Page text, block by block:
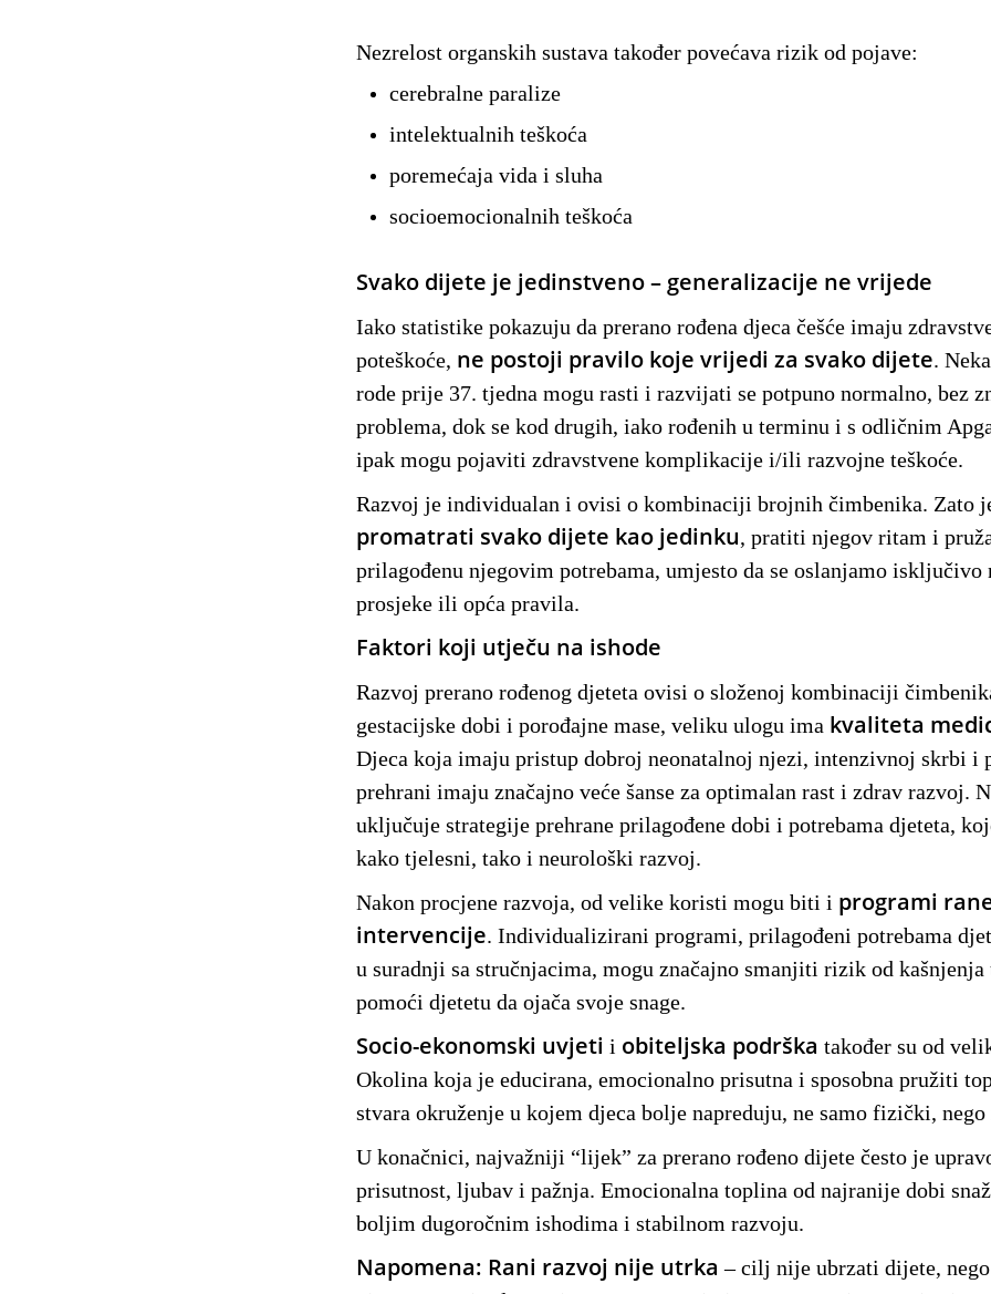
Nezrelost organskih sustava također povećava rizik od pojave:
cerebralne paralize
intelektualnih teškoća
poremećaja vida i sluha
socioemocionalnih teškoća
Svako dijete je jedinstveno – generalizacije ne vrijede
Iako statistike pokazuju da prerano rođena djeca češće imaju
poteškoće, ne postoji pravilo koje vrijedi za svako dijete.
rode prije 37. tjedna mogu rasti i razvijati se potpuno normalno, bez
problema, dok se kod drugih, iako rođenih u terminu i s odličnim
ipak mogu pojaviti zdravstvene komplikacije i/ili razvojne teškoće.
Razvoj je individualan i ovisi o kombinaciji brojnih čimbenika. Zato
promatrati svako dijete kao jedinku, pratiti njegov ritam i
prilagođenu njegovim potrebama, umjesto da se oslanjamo isključivo
prosjeke ili opća pravila.
Faktori koji utječu na ishode
Razvoj prerano rođenog djeteta ovisi o složenoj kombinaciji
gestacijske dobi i porođajne mase, veliku ulogu ima kvaliteta
Djeca koja imaju pristup dobroj neonatalnoj njezi, intenzivnoj skrbi i
prehrani imaju značajno veće šanse za optimalan rast i zdrav razvoj.
uključuje strategije prehrane prilagođene dobi i potrebama djeteta,
kako tjelesni, tako i neurološki razvoj.
Nakon procjene razvoja, od velike koristi mogu biti i programi
intervencije. Individualizirani programi, prilagođeni potrebama
u suradnji sa stručnjacima, mogu značajno smanjiti rizik od kašnjenja
pomoći djetetu da ojača svoje snage.
Socio-ekonomski uvjeti i obiteljska podrška također su od
Okolina koja je educirana, emocionalno prisutna i sposobna pružiti
stvara okruženje u kojem djeca bolje napreduju, ne samo fizički,
U konačnici, najvažniji “lijek” za prerano rođeno dijete često je
prisutnost, ljubav i pažnja. Emocionalna toplina od najranije dobi
boljim dugoročnim ishodima i stabilnom razvoju.
Napomena: Rani razvoj nije utrka – cilj nije ubrzati dijete,